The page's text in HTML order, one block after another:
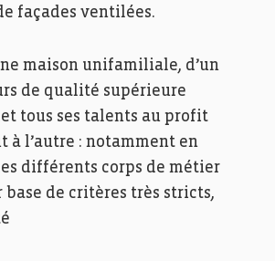
façades ventilées.
maison unifamiliale, d’un
de qualité supérieure
tous ses talents au profit
à l’autre : notamment en
différents corps de métier
de critères très stricts,